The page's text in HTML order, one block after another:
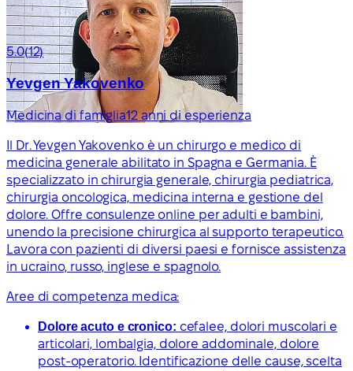
5.0(12)
Yevgen Yakovenko
Medicina di famiglia12 anni di esperienza
Il Dr. Yevgen Yakovenko è un chirurgo e medico di
medicina generale abilitato in Spagna e Germania. È
specializzato in chirurgia generale, chirurgia pediatrica,
chirurgia oncologica, medicina interna e gestione del
dolore. Offre consulenze online per adulti e bambini,
unendo la precisione chirurgica al supporto terapeutico.
Lavora con pazienti di diversi paesi e fornisce assistenza
in ucraino, russo, inglese e spagnolo.
Aree di competenza medica:
Dolore acuto e cronico: cefalee, dolori muscolari e
articolari, lombalgia, dolore addominale, dolore
post-operatorio. Identificazione delle cause, scelta